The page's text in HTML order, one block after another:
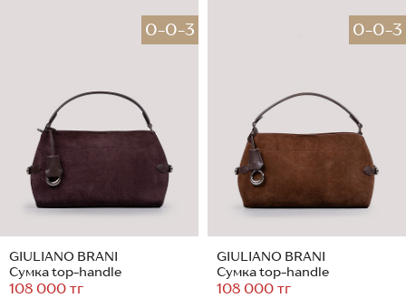
0-0-3
GIULIANO BRANI
Сумка top-handle
108 000 тг
0-0-3
GIULIANO BRANI
Сумка top-handle
108 000 тг